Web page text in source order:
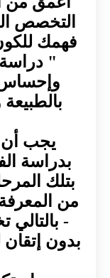
التخصص
فهمك
"
يجب أن
بدراسة
بتلك
من المعرفة
-
بدون إتقان